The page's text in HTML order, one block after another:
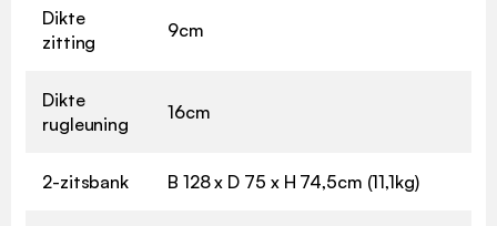
Dikte
zitting
9cm
Dikte
rugleuning
16cm
2-zitsbank B 128 x D 75 x H 74,5cm (11,1kg)